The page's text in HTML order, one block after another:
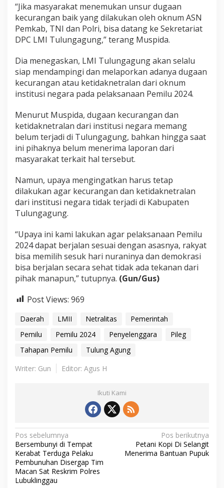
“Jika masyarakat menemukan unsur dugaan
kecurangan baik yang dilakukan oleh oknum ASN
Pemkab, TNI dan Polri, bisa datang ke Sekretariat
DPC LMI Tulungagung,” terang Muspida.
Dia menegaskan, LMI Tulungagung akan selalu
siap mendampingi dan melaporkan adanya dugaan
kecurangan atau ketidaknetralan dari oknum
institusi negara pada pelaksanaan Pemilu 2024.
Menurut Muspida, dugaan kecurangan dan
ketidaknetralan dari institusi negara memang
belum terjadi di Tulungagung, bahkan hingga saat
ini pihaknya belum menerima laporan dari
masyarakat terkait hal tersebut.
Namun, upaya mengingatkan harus tetap
dilakukan agar kecurangan dan ketidaknetralan
dari institusi negara tidak terjadi di Kabupaten
Tulungagung.
“Upaya ini kami lakukan agar pelaksanaan Pemilu
2024 dapat berjalan sesuai dengan asasnya, rakyat
bisa memilih sesuk hari nuraninya dan demokrasi
bisa berjalan secara sehat tidak ada tekanan dari
pihak manapun,” tutupnya. (Gun/Gus)
Post Views: 969
Daerah LMII Netralitas
Pemerintah
Pemilu
Pemilu 2024 Penyelenggara
Pileg
Tahapan Pemilu
Tulung Agung
Writer: Gun
Editor: Agus H
Ikuti Kami
N
a
v
i
Pos sebelumnya
Bersembunyi di Tempat
Kerabat Terduga Pelaku
Pembunuhan Disergap Tim
Macan Sat Reskrim Polres
Lubuklinggau
Pos berikutnya
Petani Kopi Di Selangit
Menerima Bantuan Pupuk